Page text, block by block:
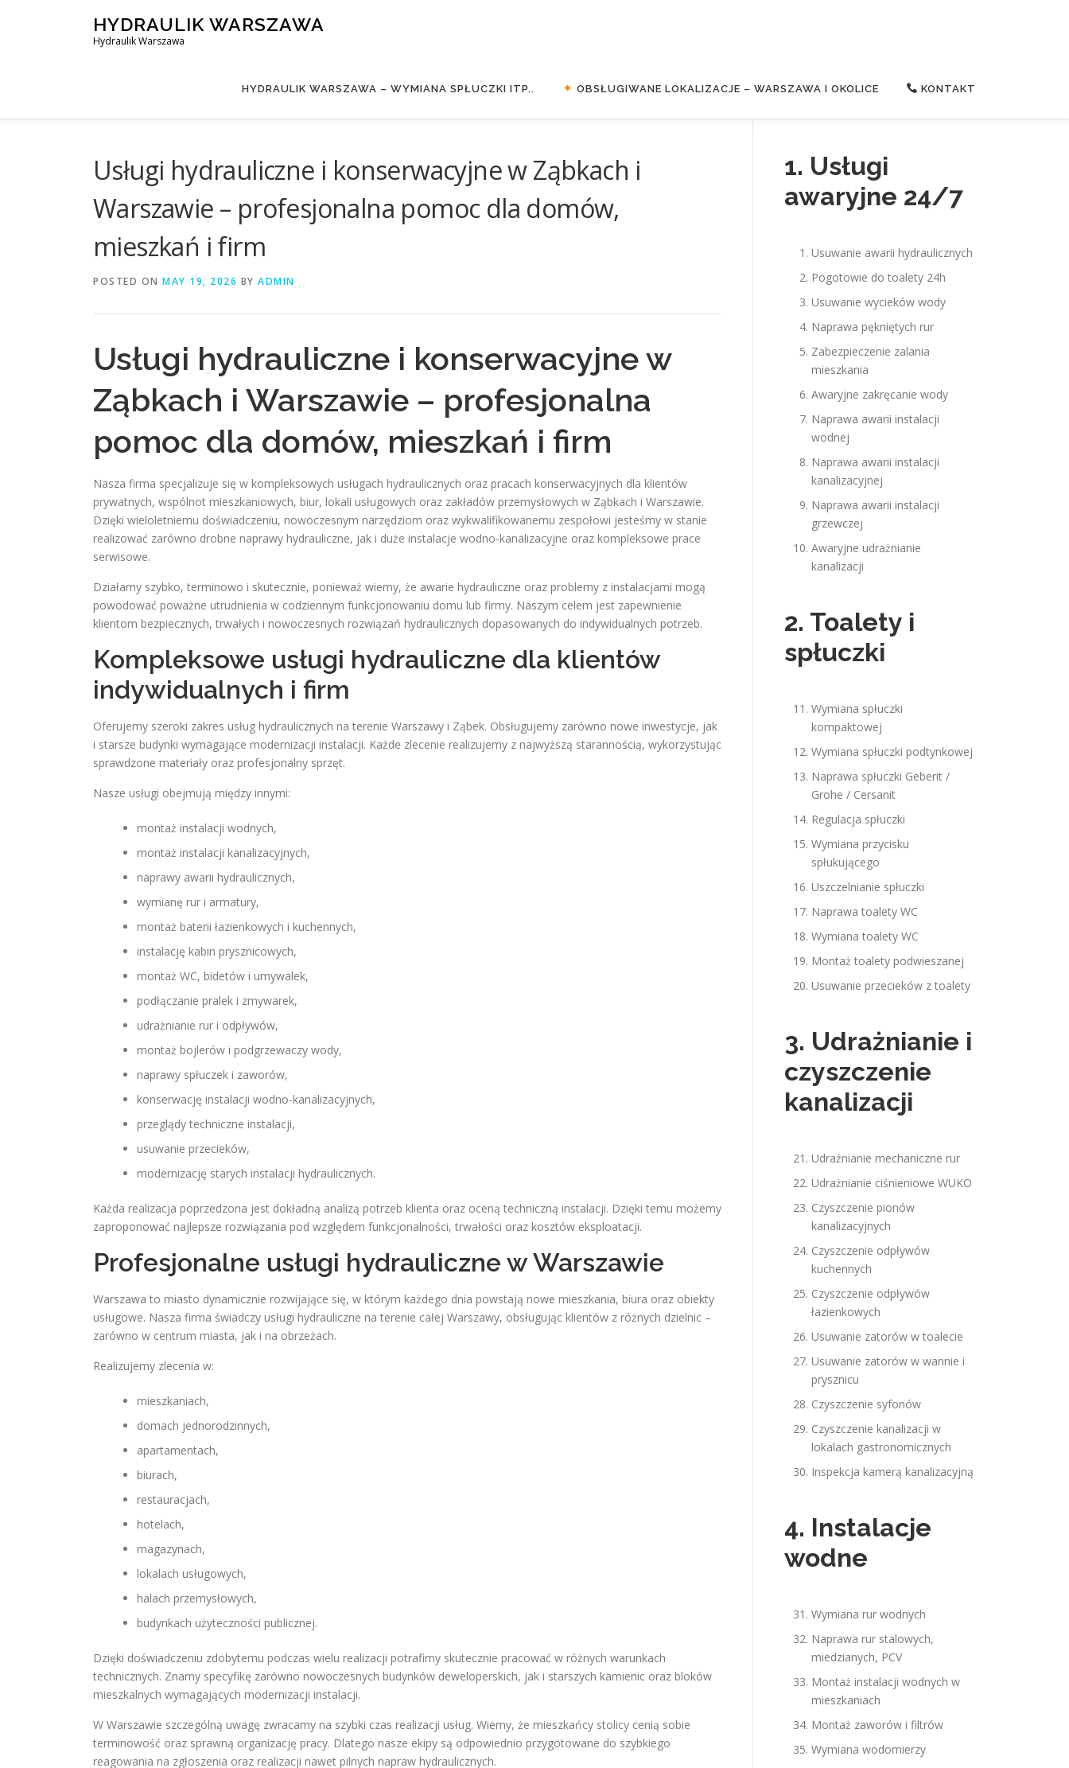
HYDRAULIK WARSZAWA
Hydraulik Warszawa
HYDRAULIK WARSZAWA – WYMIANA SPŁUCZKI ITP.. OBSŁUGIWANE LOKALIZACJE – WARSZAWA I OKOLICE KONTAKT
Usługi hydrauliczne i konserwacyjne w Ząbkach i
Warszawie – profesjonalna pomoc dla domów,
mieszkań i firm
POSTED ON MAY 19, 2026 BY ADMIN
Usługi hydrauliczne i konserwacyjne w
Ząbkach i Warszawie – profesjonalna
pomoc dla domów, mieszkań i firm
Nasza firma specjalizuje się w kompleksowych usługach hydraulicznych oraz pracach konserwacyjnych dla klientów
prywatnych, wspólnot mieszkaniowych, biur, lokali usługowych oraz zakładów przemysłowych w Ząbkach i Warszawie.
Dzięki wieloletniemu doświadczeniu, nowoczesnym narzędziom oraz wykwalifikowanemu zespołowi jesteśmy w stanie
realizować zarówno drobne naprawy hydrauliczne, jak i duże instalacje wodno-kanalizacyjne oraz kompleksowe prace
serwisowe.
Działamy szybko, terminowo i skutecznie, ponieważ wiemy, że awarie hydrauliczne oraz problemy z instalacjami mogą
powodować poważne utrudnienia w codziennym funkcjonowaniu domu lub firmy. Naszym celem jest zapewnienie
klientom bezpiecznych, trwałych i nowoczesnych rozwiązań hydraulicznych dopasowanych do indywidualnych potrzeb.
Kompleksowe usługi hydrauliczne dla klientów
indywidualnych i firm
Oferujemy szeroki zakres usług hydraulicznych na terenie Warszawy i Ząbek. Obsługujemy zarówno nowe inwestycje, jak
i starsze budynki wymagające modernizacji instalacji. Każde zlecenie realizujemy z najwyższą starannością, wykorzystując
sprawdzone materiały oraz profesjonalny sprzęt.
Nasze usługi obejmują między innymi:
montaż instalacji wodnych,
montaż instalacji kanalizacyjnych,
naprawy awarii hydraulicznych,
wymianę rur i armatury,
montaż baterii łazienkowych i kuchennych,
instalację kabin prysznicowych,
montaż WC, bidetów i umywalek,
podłączanie pralek i zmywarek,
udrażnianie rur i odpływów,
montaż bojlerów i podgrzewaczy wody,
naprawy spłuczek i zaworów,
konserwację instalacji wodno-kanalizacyjnych,
przeglądy techniczne instalacji,
usuwanie przecieków,
modernizację starych instalacji hydraulicznych.
Każda realizacja poprzedzona jest dokładną analizą potrzeb klienta oraz oceną techniczną instalacji. Dzięki temu możemy
zaproponować najlepsze rozwiązania pod względem funkcjonalności, trwałości oraz kosztów eksploatacji.
Profesjonalne usługi hydrauliczne w Warszawie
Warszawa to miasto dynamicznie rozwijające się, w którym każdego dnia powstają nowe mieszkania, biura oraz obiekty
usługowe. Nasza firma świadczy usługi hydrauliczne na terenie całej Warszawy, obsługując klientów z różnych dzielnic –
zarówno w centrum miasta, jak i na obrzeżach.
Realizujemy zlecenia w:
mieszkaniach,
domach jednorodzinnych,
apartamentach,
biurach,
restauracjach,
hotelach,
magazynach,
lokalach usługowych,
halach przemysłowych,
budynkach użyteczności publicznej.
Dzięki doświadczeniu zdobytemu podczas wielu realizacji potrafimy skutecznie pracować w różnych warunkach
technicznych. Znamy specyfikę zarówno nowoczesnych budynków deweloperskich, jak i starszych kamienic oraz bloków
mieszkalnych wymagających modernizacji instalacji.
W Warszawie szczególną uwagę zwracamy na szybki czas realizacji usług. Wiemy, że mieszkańcy stolicy cenią sobie
terminowość oraz sprawną organizację pracy. Dlatego nasze ekipy są odpowiednio przygotowane do szybkiego
reagowania na zgłoszenia oraz realizacji nawet pilnych napraw hydraulicznych.
1. Usługi
awaryjne 24/7
Usuwanie awarii hydraulicznych
Pogotowie do toalety 24h
Usuwanie wycieków wody
Naprawa pękniętych rur
Zabezpieczenie zalania
mieszkania
Awaryjne zakręcanie wody
Naprawa awarii instalacji
wodnej
Naprawa awarii instalacji
kanalizacyjnej
Naprawa awarii instalacji
grzewczej
Awaryjne udrażnianie
kanalizacji
2. Toalety i
spłuczki
Wymiana spłuczki
kompaktowej
Wymiana spłuczki podtynkowej
Naprawa spłuczki Geberit /
Grohe / Cersanit
Regulacja spłuczki
Wymiana przycisku
spłukującego
Uszczelnianie spłuczki
Naprawa toalety WC
Wymiana toalety WC
Montaż toalety podwieszanej
Usuwanie przecieków z toalety
3. Udrażnianie i
czyszczenie
kanalizacji
Udrażnianie mechaniczne rur
Udrażnianie ciśnieniowe WUKO
Czyszczenie pionów
kanalizacyjnych
Czyszczenie odpływów
kuchennych
Czyszczenie odpływów
łazienkowych
Usuwanie zatorów w toalecie
Usuwanie zatorów w wannie i
prysznicu
Czyszczenie syfonów
Czyszczenie kanalizacji w
lokalach gastronomicznych
Inspekcja kamerą kanalizacyjną
4. Instalacje
wodne
Wymiana rur wodnych
Naprawa rur stalowych,
miedzianych, PCV
Montaż instalacji wodnych w
mieszkaniach
Montaż zaworów i filtrów
Wymiana wodomierzy